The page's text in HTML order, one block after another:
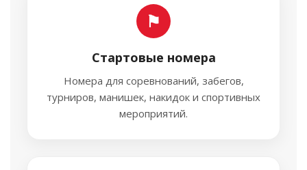
⚑
Стартовые номера
Номера для соревнований, забегов,
турниров, манишек, накидок и спортивных
мероприятий.